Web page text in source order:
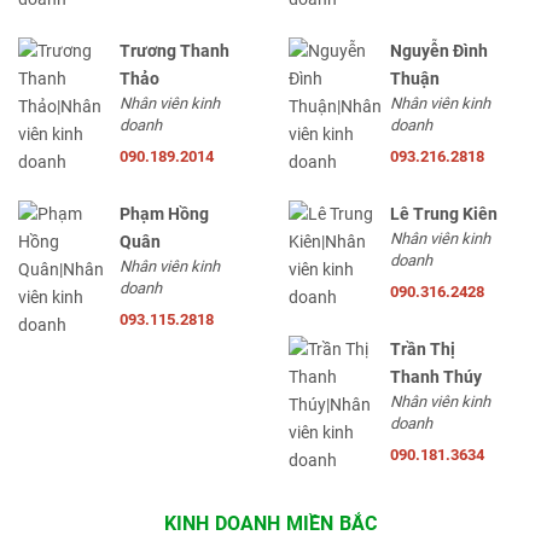
Trương Thanh
Thảo
Nhân viên kinh
doanh
090.189.2014
Nguyễn Đình
Thuận
Nhân viên kinh
doanh
093.216.2818
Phạm Hồng
Quân
Nhân viên kinh
doanh
093.115.2818
Lê Trung Kiên
Nhân viên kinh
doanh
090.316.2428
Trần Thị
Thanh Thúy
Nhân viên kinh
doanh
090.181.3634
KINH DOANH MIỀN BẮC